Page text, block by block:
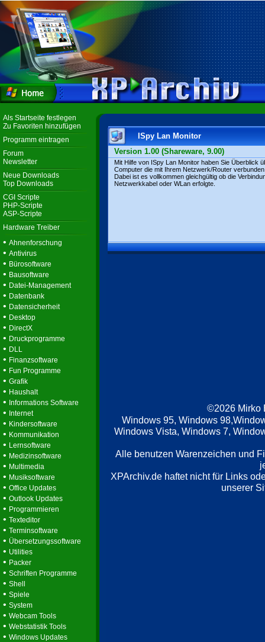
Als Startseite festlegen
Zu Favoriten hinzufügen
Programm eintragen
Forum
Newsletter
Neue Downloads
Top Downloads
CGI Scripte
PHP-Scripte
ASP-Scripte
Hardware Treiber
• Ahnenforschung
• Antivirus
• Bürosoftware
• Bausoftware
• Datei-Management
• Datenbank
• Datensicherheit
• Desktop
• DirectX
• Druckprogramme
• DLL
• Finanzsoftware
• Fun Programme
• Grafik
• Haushalt
• Informations Software
• Internet
• Kindersoftware
• Kommunikation
• Lernsoftware
• Medizinsoftware
• Multimedia
• Musiksoftware
• Office Updates
• Outlook Updates
• Programmieren
• Texteditor
• Terminsoftware
• Übersetzungssoftware
• Utilities
• Packer
• Schriften Programme
• Shell
• Spiele
• System
• Webcam Tools
• Webstatistik Tools
• Windows Updates
ISpy Lan Monitor
Version 1.00 (Shareware, 9.00)
Mit Hilfe von ISpy Lan Monitor haben Sie Überblick
Computer die mit Ihrem Netzwerk/Router
Dabei ist es vollkommen gleichgültig ob die
Netzwerkkabel oder WLan erfolgte.
©2026 Mirko
Windows 95, Windows
Windows Vista, Windows 7,
Alle benutzen Warenzeichen und
XPArchiv.de haftet nicht für Links
unserer